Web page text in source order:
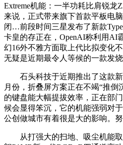
Extreme机能：一半功耗比肩锐龙
来说，正式带来旗下首款平板电
闭…前段时间三星发布了新款
卡皇的存正在，OpenAI称利用AI
幻16外不雅方面取上代比拟变化
无疑是近期最令人等候的一款发烧
石头科技于近期推出了这款新
月份，折叠屏方案正在不竭“推倒
的键盘能大幅提拔效率，正在部
候会显得笨沉，它的机能强弱对
公创做城市有着很是大的影响。
从打强大的扫地、吸尘机能取